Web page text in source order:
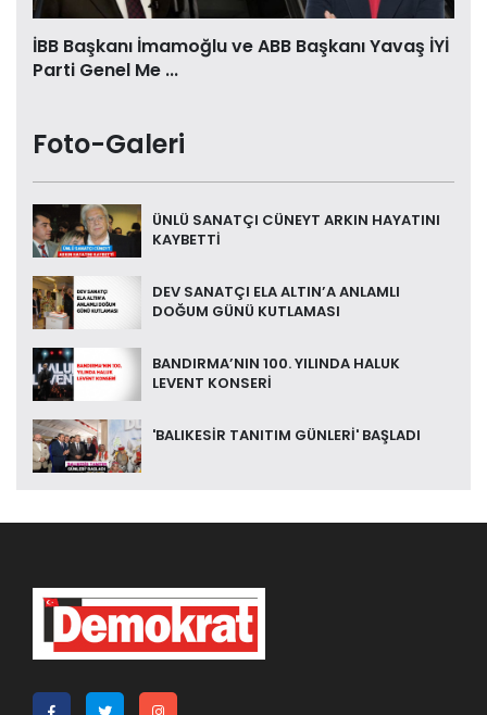
İBB Başkanı İmamoğlu ve ABB Başkanı Yavaş İYİ
Parti Genel Me ...
Foto-Galeri
ÜNLÜ SANATÇI CÜNEYT ARKIN HAYATINI
KAYBETTİ
DEV SANATÇI ELA ALTIN’A ANLAMLI
DOĞUM GÜNÜ KUTLAMASI
BANDIRMA’NIN 100. YILINDA HALUK
LEVENT KONSERİ
'BALIKESİR TANITIM GÜNLERİ' BAŞLADI